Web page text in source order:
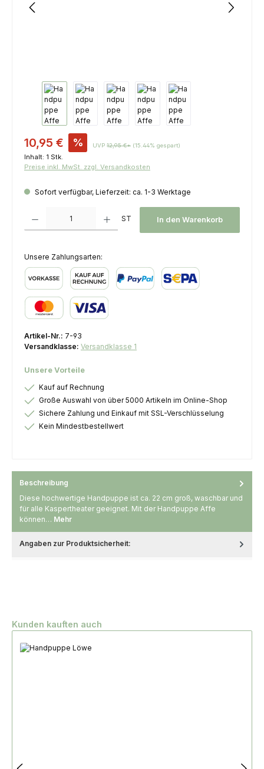
Verkaufspreis:
10,95 € % UVP 12,95 €* (15.44% gespart)
Inhalt: 1 Stk.
Preise inkl. MwSt. zzgl. Versandkosten
Sofort verfügbar, Lieferzeit: ca. 1-3 Werktage
ST In den Warenkorb
Unsere Zahlungsarten:
Artikel-Nr.: 7-93
Versandklasse: Versandklasse 1
Unsere Vorteile
Kauf auf Rechnung
Große Auswahl von über 5000 Artikeln im Online-Shop
Sichere Zahlung und Einkauf mit SSL-Verschlüsselung
Kein Mindestbestellwert
Beschreibung
Diese hochwertige Handpuppe ist ca. 22 cm groß, waschbar und
für alle Kaspertheater geeignet. Mit der Handpuppe Affe
können… Mehr
Angaben zur Produktsicherheit:
Produktgalerie überspringen
Kunden kauften auch